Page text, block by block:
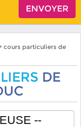
cours particuliers de
DE